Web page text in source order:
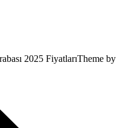
2025 FiyatlarıTheme by